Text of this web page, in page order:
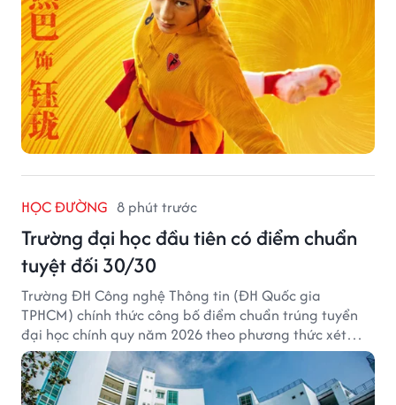
HỌC ĐƯỜNG 8 phút trước
Trường đại học đầu tiên có điểm chuẩn
tuyệt đối 30/30
Trường ĐH Công nghệ Thông tin (ĐH Quốc gia
TPHCM) chính thức công bố điểm chuẩn trúng tuyển
đại học chính quy năm 2026 theo phương thức xét
tuyển tổng hợp.